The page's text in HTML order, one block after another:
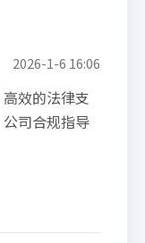
2026-1-6 16:06
效的法律支
司合规指导